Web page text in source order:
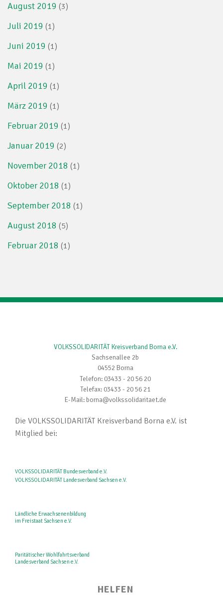
August 2019 (3)
Juli 2019 (1)
Juni 2019 (1)
Mai 2019 (1)
April 2019 (1)
März 2019 (1)
Februar 2019 (1)
Januar 2019 (2)
November 2018 (1)
Oktober 2018 (1)
September 2018 (1)
August 2018 (5)
Februar 2018 (1)
VOLKSSOLIDARITÄT Kreisverband Borna e.V.
Sachsenallee 2b
04552 Borna
Telefon: 03433 - 20 56 20
Telefax: 03433 - 20 56 21
E-Mail: borna@volkssolidaritaet.de
Die VOLKSSOLIDARITÄT Kreisverband Borna e.V. ist
Mitglied bei:
VOLKSSOLIDARITÄT Bundesverband e.V.
VOLKSSOLIDARITÄT Landesverband Sachsen e.V.
Ländliche Erwachsenenbildung
im Freistaat Sachsen e.V.
Paritätischer Wohlfahrtsverband
Landesverband Sachsen e.V.
HELFEN